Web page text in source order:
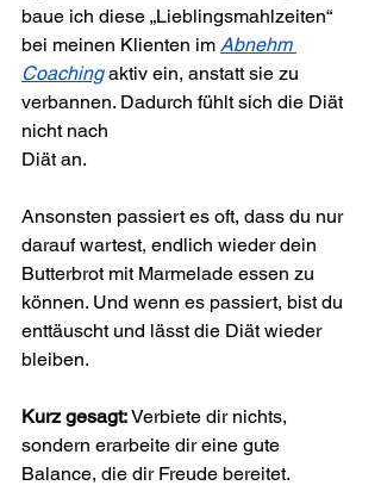
baue ich diese „Lieblingsmahlzeiten“
bei meinen Klienten im Abnehm
Coaching aktiv ein, anstatt sie zu
verbannen. Dadurch fühlt sich die Diät
nicht nach
Diät an.
Ansonsten passiert es oft, dass du nur
darauf wartest, endlich wieder dein
Butterbrot mit Marmelade essen zu
können. Und wenn es passiert, bist du
enttäuscht und lässt die Diät wieder
bleiben.
Kurz gesagt: Verbiete dir nichts,
sondern erarbeite dir eine gute
Balance, die dir Freude bereitet.